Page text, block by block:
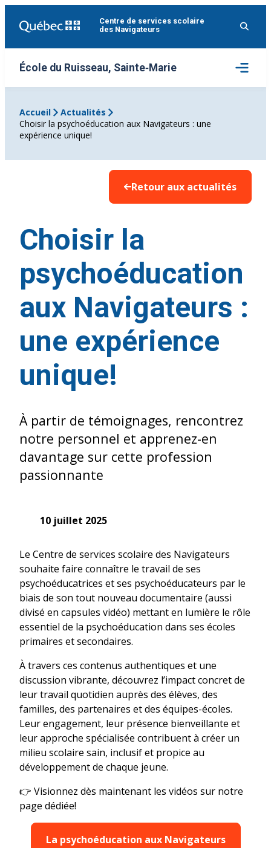
Centre de services scolaire
des Navigateurs
École du Ruisseau, Sainte‑Marie
Ouvrir
le
menu
Accueil
Actualités
Choisir la psychoéducation aux Navigateurs : une
expérience unique!
Retour aux actualités
Choisir la
psychoéducation
aux Navigateurs :
une expérience
unique!
À partir de témoignages, rencontrez
notre personnel et apprenez-en
davantage sur cette profession
passionnante
10 juillet 2025
Le Centre de services scolaire des Navigateurs
souhaite faire connaître le travail de ses
psychoéducatrices et ses psychoéducateurs par le
biais de son tout nouveau documentaire (aussi
divisé en capsules vidéo) mettant en lumière le rôle
essentiel de la psychoéducation dans ses écoles
primaires et secondaires.
À travers ces contenus authentiques et une
discussion vibrante, découvrez l’impact concret de
leur travail quotidien auprès des élèves, des
familles, des partenaires et des équipes-écoles.
Leur engagement, leur présence bienveillante et
leur approche spécialisée contribuent à créer un
milieu scolaire sain, inclusif et propice au
développement de chaque jeune.
👉 Visionnez dès maintenant les vidéos sur notre
page dédiée!
La psychoéducation aux Navigateurs